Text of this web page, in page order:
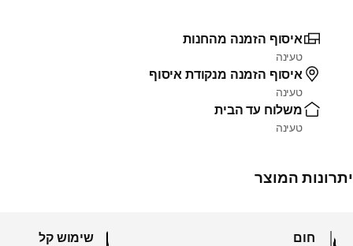
איסוף הזמנה מהחנות
טעינה
איסוף הזמנה מנקודת איסוף
טעינה
משלוח עד הבית
טעינה
יתרונות המוצר
חום שימוש קל